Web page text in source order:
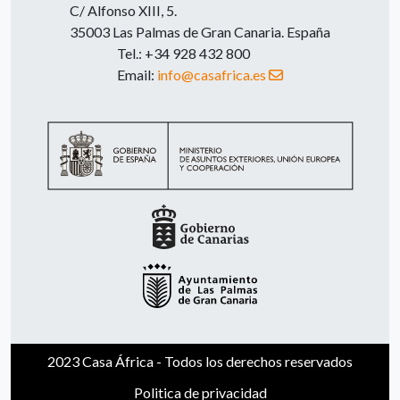
C/ Alfonso XIII, 5.
35003 Las Palmas de Gran Canaria. España
Tel.: +34 928 432 800
Email: info@casafrica.es
2023 Casa África - Todos los derechos reservados
Politica de privacidad